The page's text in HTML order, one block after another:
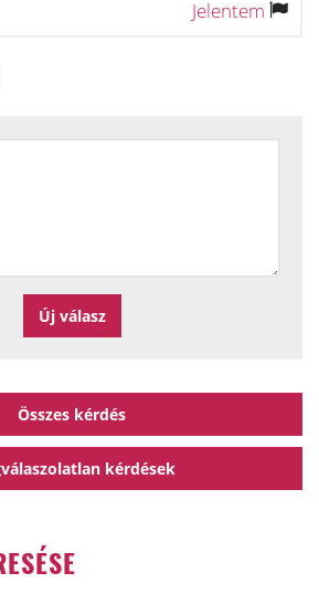
Jelentem
Összes kérdés
kérdések